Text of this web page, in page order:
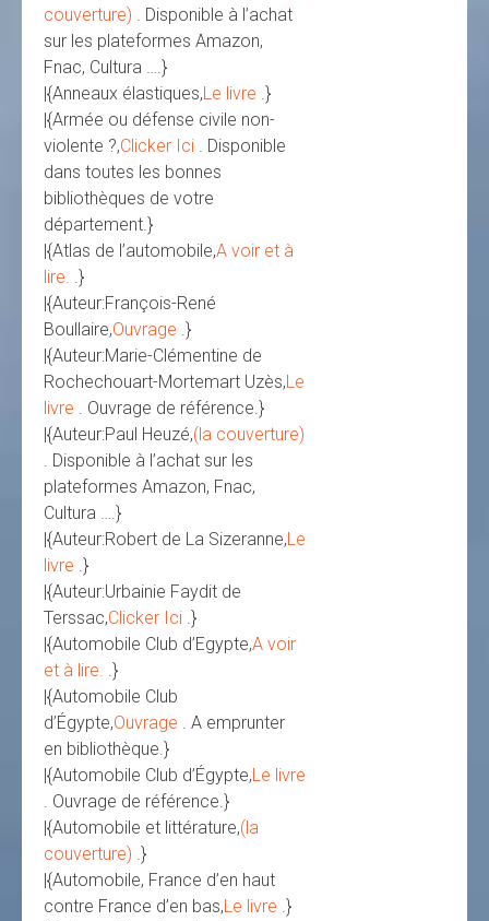
couverture) . Disponible à l’achat
sur les plateformes Amazon,
Fnac, Cultura ….}
|{Anneaux élastiques,Le livre .}
|{Armée ou défense civile non-
violente ?,Clicker Ici . Disponible
dans toutes les bonnes
bibliothèques de votre
département.}
|{Atlas de l’automobile,A voir et à
lire. .}
|{Auteur:François-René
Boullaire,Ouvrage .}
|{Auteur:Marie-Clémentine de
Rochechouart-Mortemart Uzès,Le
livre . Ouvrage de référence.}
|{Auteur:Paul Heuzé,(la couverture)
. Disponible à l’achat sur les
plateformes Amazon, Fnac,
Cultura ….}
|{Auteur:Robert de La Sizeranne,Le
livre .}
|{Auteur:Urbainie Faydit de
Terssac,Clicker Ici .}
|{Automobile Club d’Egypte,A voir
et à lire. .}
|{Automobile Club
d’Égypte,Ouvrage . A emprunter
en bibliothèque.}
|{Automobile Club d’Égypte,Le livre
. Ouvrage de référence.}
|{Automobile et littérature,(la
couverture) .}
|{Automobile, France d’en haut
contre France d’en bas,Le livre .}